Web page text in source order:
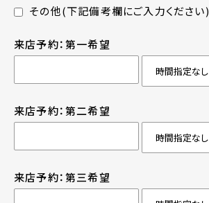
その他(下記備考欄にご入力ください)
来店予約：第一希望
来店予約：第二希望
来店予約：第三希望